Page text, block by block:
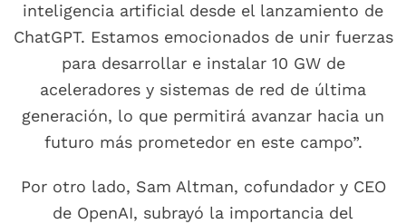
inteligencia artificial desde el lanzamiento de
ChatGPT. Estamos emocionados de unir fuerzas
para desarrollar e instalar 10 GW de
aceleradores y sistemas de red de última
generación, lo que permitirá avanzar hacia un
futuro más prometedor en este campo”.
Por otro lado, Sam Altman, cofundador y CEO
de OpenAI, subrayó la importancia del